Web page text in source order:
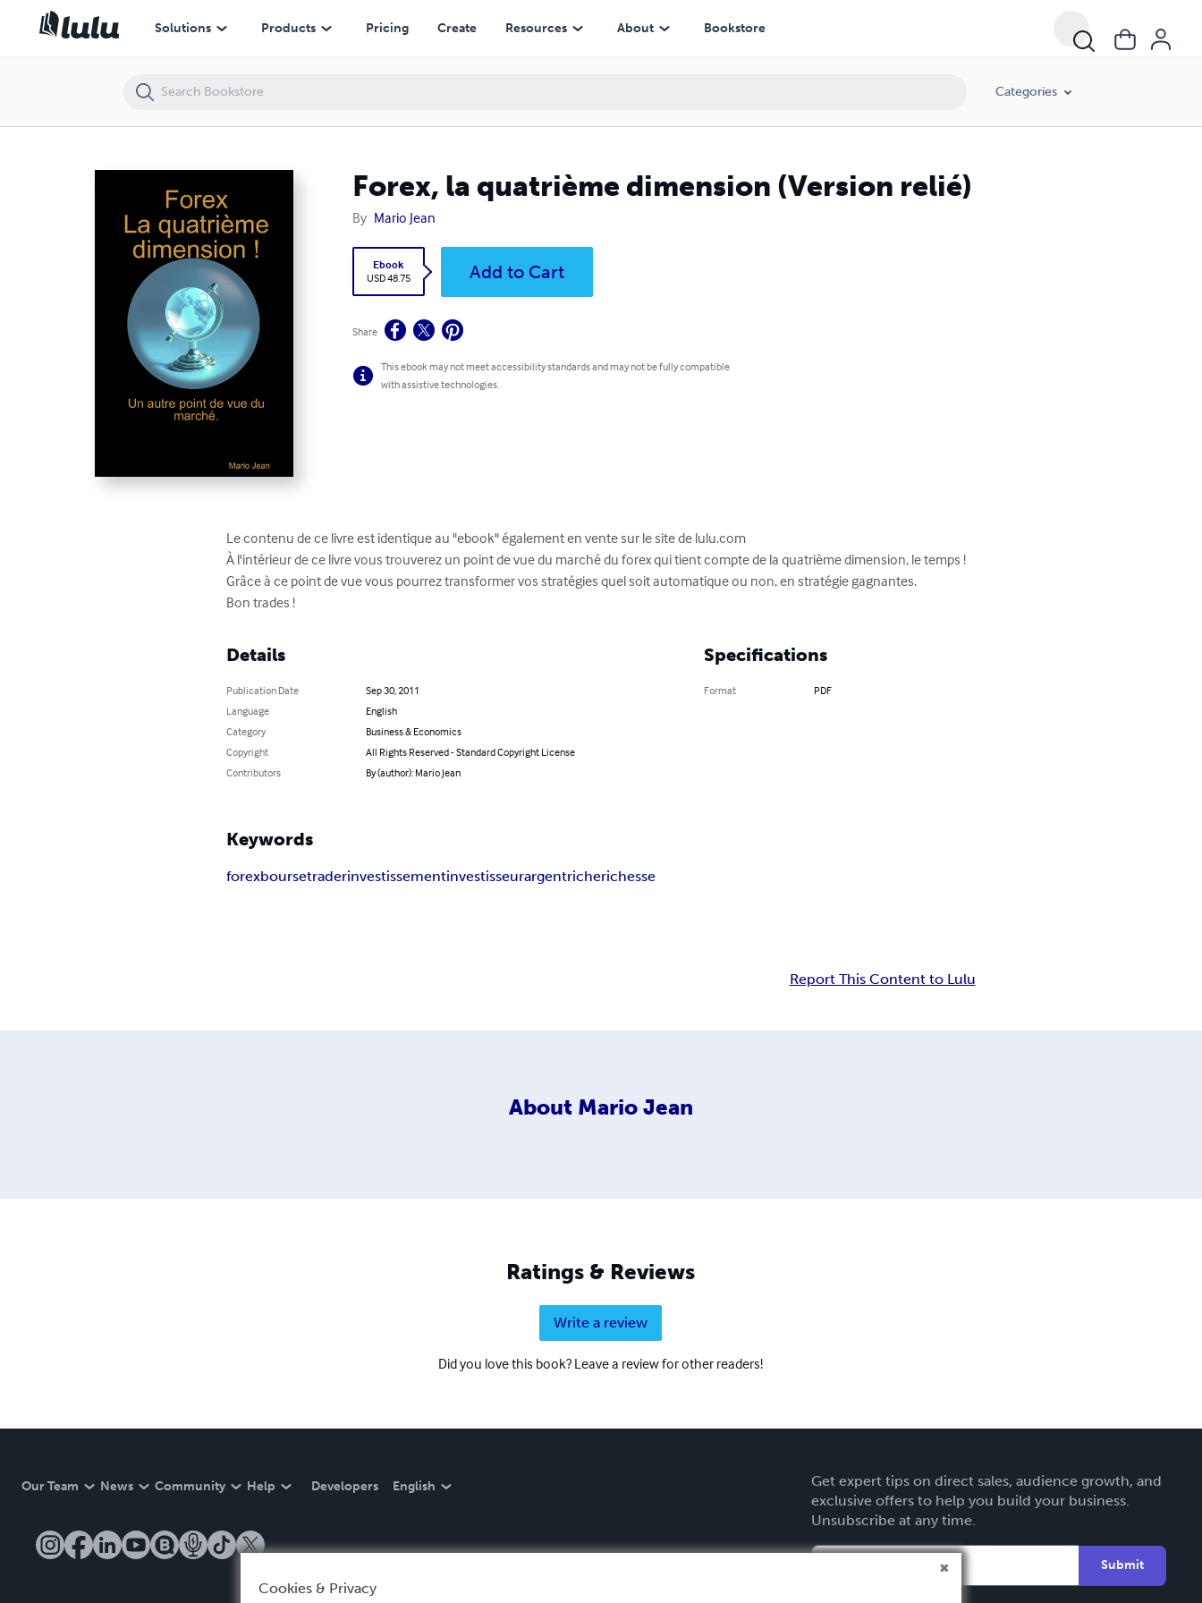
Solutions Products Pricing Create Resources About Bookstore
Categories
Forex, la quatrième dimension (Version relié)
By Mario Jean
Ebook
USD 48.75
Add to Cart
Share
This ebook may not meet accessibility standards and may not be fully compatible
with assistive technologies.
Le contenu de ce livre est identique au "ebook" également en vente sur le site de lulu.com
À l'intérieur de ce livre vous trouverez un point de vue du marché du forex qui tient compte de la quatrième dimension, le temps !
Grâce à ce point de vue vous pourrez transformer vos stratégies quel soit automatique ou non, en stratégie gagnantes.
Bon trades !
Details
Publication Date
Sep 30, 2011
Language
English
Category
Business & Economics
Copyright
All Rights Reserved - Standard Copyright License
Contributors
By (author): Mario Jean
Specifications
Format PDF
Keywords
forexboursetraderinvestissementinvestisseurargentricherichesse
Report This Content to Lulu
About Mario Jean
Ratings & Reviews
Write a review
Did you love this book? Leave a review for other readers!
Our Team News Community Help Developers English
Get expert tips on direct sales, audience growth, and
exclusive offers to help you build your business.
Unsubscribe at any time.
Submit
Forex, la quatrième dimension (Version relié)
Cookies & Privacy